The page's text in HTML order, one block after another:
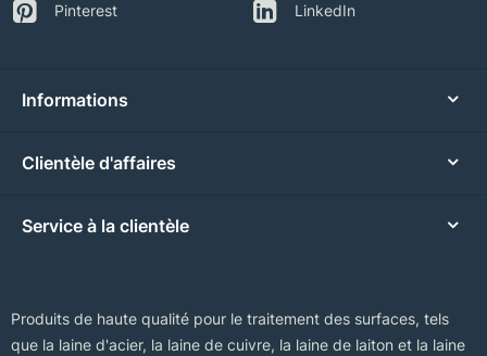
Pinterest LinkedIn
Informations
Clientèle d'affaires
Service à la clientèle
Produits de haute qualité pour le traitement des surfaces, tels
que la laine d'acier, la laine de cuivre, la laine de laiton et la laine